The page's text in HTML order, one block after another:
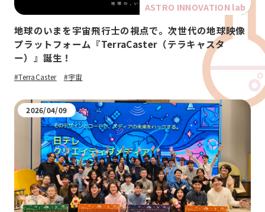
ASTRO INNOVATION lab
地球のいまを宇宙飛行士の視点で。次世代の地球映像
プラットフォーム『TerraCaster（テラキャスタ
ー）』誕生！
#TerraCaster #宇宙
2026/04/09